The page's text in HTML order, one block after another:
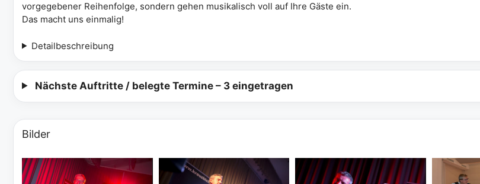
vorgegebener Reihenfolge, sondern gehen musikalisch voll auf Ihre Gäste ein.
Das macht uns einmalig!
Detailbeschreibung
Nächste Auftritte / belegte Termine – 3 eingetragen
Bilder